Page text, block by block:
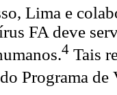
Lima e
FA deve
4 Tais
Programa